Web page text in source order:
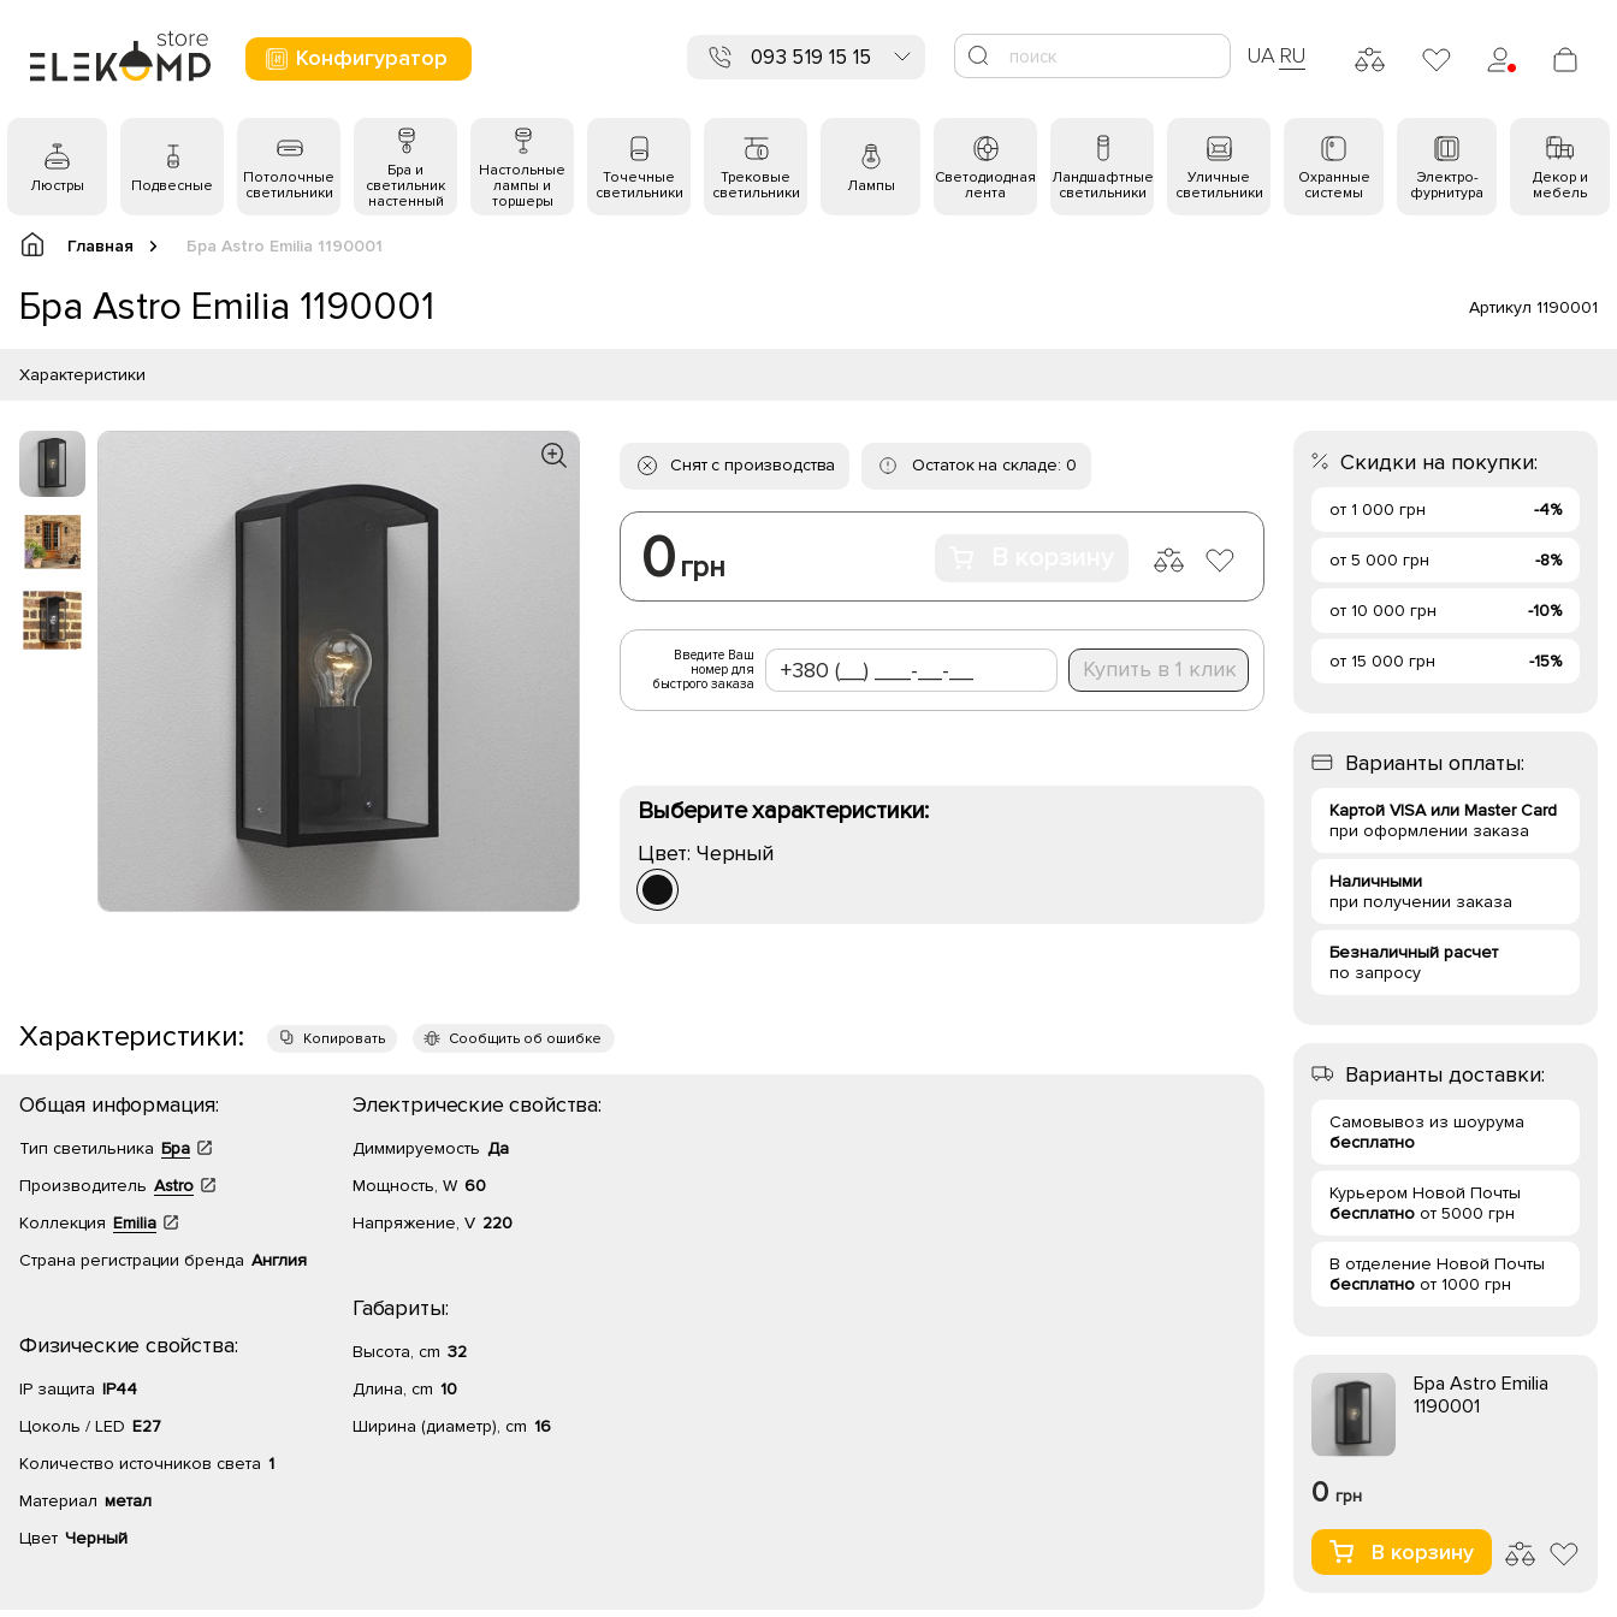
Конфигуратор 093 519 15 15 UA RU
Люстры Подвесные
Потолочные
светильники
Бра и
светильник
настенный
Настольные
лампы и
торшеры
Точечные
светильники
Трековые
светильники
Лампы
Светодиодная
лента
Ландшафтные
светильники
Уличные
светильники
Охранные
системы
Электро-
фурнитура
Декор и
мебель
Главная Бра Astro Emilia 1190001
Бра Astro Emilia 1190001 Артикул 1190001
Характеристики
Снят с производства Остаток на складе: 0
0 грн
Введите Ваш
номер для
быстрого заказа
Купить в 1 клик
Выберите характеристики:
Цвет: Черный
Характеристики: Копировать Сообщить об ошибке
Общая информация:
Тип светильника Бра
Производитель Astro
Коллекция Emilia
Страна регистрации бренда Англия
Физические свойства:
IP защита IP44
Цоколь / LED E27
Количество источников света 1
Материал метал
Цвет Черный
Электрические свойства:
Диммируемость Да
Мощность, W 60
Напряжение, V 220
Габариты:
Высота, cm 32
Длина, cm 10
Ширина (диаметр), cm 16
Скидки на покупки:
от 1 000 грн -4%
от 5 000 грн -8%
от 10 000 грн -10%
от 15 000 грн -15%
Варианты оплаты:
Картой VISA или Master Card
при оформлении заказа
Наличными
при получении заказа
Безналичный расчет
по запросу
Варианты доставки:
Самовывоз из шоурума
бесплатно
Курьером Новой Почты
бесплатно от 5000 грн
В отделение Новой Почты
бесплатно от 1000 грн
Бра Astro Emilia
1190001
0 грн
В корзину